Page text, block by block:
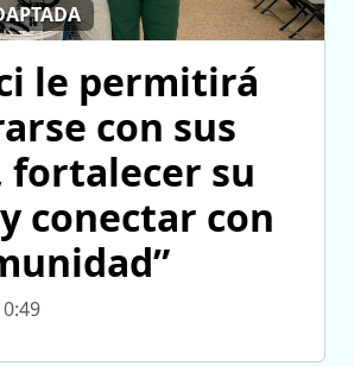
le permitirá
con sus
fortalecer su
conectar con